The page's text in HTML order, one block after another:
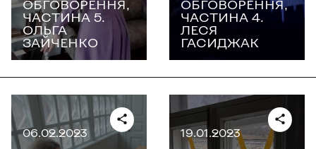
ОБГОВОРЕННЯ,
ЧАСТИНА 5.
ОЛЬГА
ЗАЙЧЕНКО
ОБГОВОРЕННЯ,
ЧАСТИНА 4.
ЛЕСЯ
ГАСИДЖАК
06.02.2023 19.01.2023